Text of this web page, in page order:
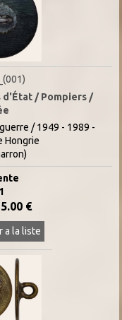
/ Pompiers /
/ 1949 - 1989 -
Hongrie
1
5.00 €
a la liste